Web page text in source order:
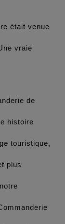
était venue
vraie
de
histoire
touristique,
plus